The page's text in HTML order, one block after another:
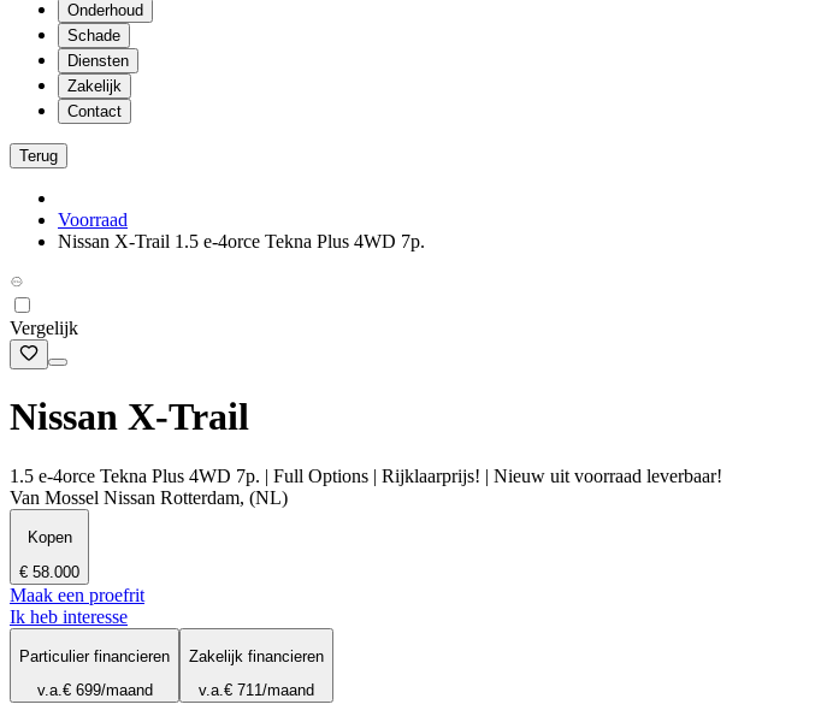
Onderhoud
Schade
Diensten
Zakelijk
Contact
Terug
Voorraad
Nissan X-Trail 1.5 e-4orce Tekna Plus 4WD 7p.
Vergelijk
Nissan X-Trail
1.5 e-4orce Tekna Plus 4WD 7p. | Full Options | Rijklaarprijs! | Nieuw uit voorraad leverbaar!
Van Mossel Nissan Rotterdam, (NL)
Kopen
€ 58.000
Maak een proefrit
Ik heb interesse
Particulier financieren
v.a.€ 699/maand
Zakelijk financieren
v.a.€ 711/maand